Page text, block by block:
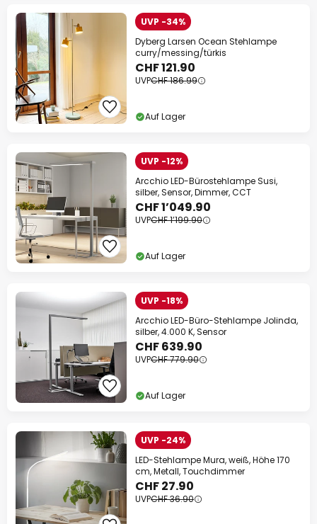
UVP -34%
Dyberg Larsen Ocean Stehlampe
curry/messing/türkis
CHF 121.90
UVPCHF 186.99
Auf Lager
UVP -12%
Arcchio LED-Bürostehlampe Susi,
silber, Sensor, Dimmer, CCT
CHF 1’049.90
UVPCHF 1’199.90
Auf Lager
UVP -18%
Arcchio LED-Büro-Stehlampe Jolinda,
silber, 4.000 K, Sensor
CHF 639.90
UVPCHF 779.90
Auf Lager
UVP -24%
LED-Stehlampe Mura, weiß, Höhe 170
cm, Metall, Touchdimmer
CHF 27.90
UVPCHF 36.90